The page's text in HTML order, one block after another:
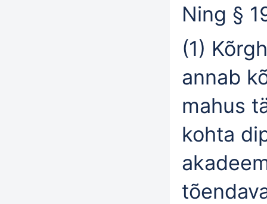
Ning §
(1)
annab
mahus
kohta